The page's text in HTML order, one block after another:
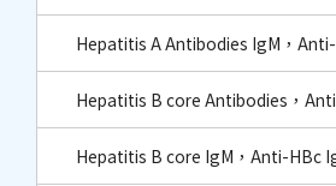
Hepatitis A Antibodies IgM，
Hepatitis B core Antibodies，
Hepatitis B core IgM，Anti-HBc